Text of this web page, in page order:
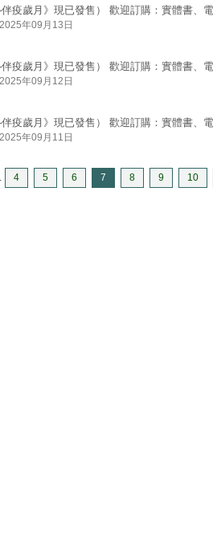
疫歲月》現已發售） 歡迎訂購：實體書、
2025年09月13日
疫歲月》現已發售） 歡迎訂購：實體書、
2025年09月12日
疫歲月》現已發售） 歡迎訂購：實體書、
2025年09月11日
4 5 6 7 8 9 10